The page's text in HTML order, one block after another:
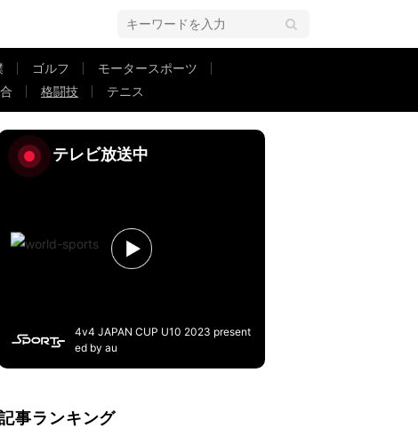
ゴルフ
モータースポーツ
格闘技 テニス
…普段と異なるメイクにファンも「美しい」コメント連発
テレビ放送中
4v4 JAPAN CUP U10 2023 present
ed by au
事ランキング